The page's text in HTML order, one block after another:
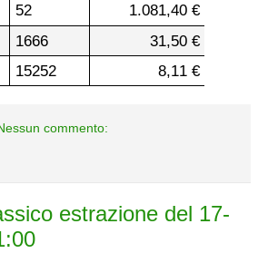
52
1.081,40 €
1666
31,50 €
15252 8,11 €
commento:
estrazione del 17-